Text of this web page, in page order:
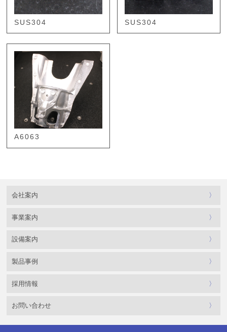
SUS304 SUS304
A6063
会社案内
事業案内
設備案内
製品事例
採用情報
お問い合わせ